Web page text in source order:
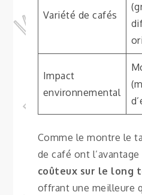
Variété de cafés
Impact
environnemental
Comme le montre le
de café ont l’avantage
coûteux sur le long
offrant une meilleure